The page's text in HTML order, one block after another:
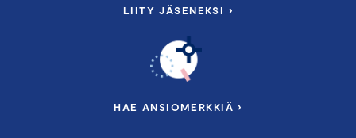
LIITY JÄSENEKSI ›
HAE ANSIOMERKKIÄ ›